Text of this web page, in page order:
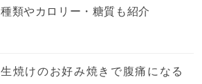
種類やカロリー・糖質も紹介
生焼けのお好み焼きで腹痛になる